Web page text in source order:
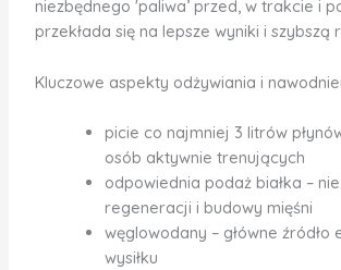
niezbędnego 'paliwa’ przed, w trakcie i
przekłada się na lepsze wyniki i szybszą
Kluczowe aspekty odżywiania i
picie co najmniej 3 litrów
osób aktywnie trenujących
odpowiednia podaż białka –
regeneracji i budowy mięśni
węglowodany – główne źródło
wysiłku